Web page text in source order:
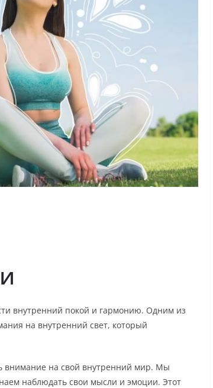
внутренний покой и гармонию. Одним из
на внутренний свет, который
на свой внутренний мир. Мы
наблюдать свои мысли и эмоции. Этот